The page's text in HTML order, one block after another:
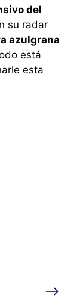
del
su radar
azulgrana
está
esta